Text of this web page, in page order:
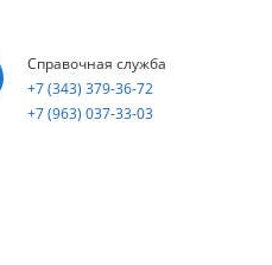
Справочная служба
+7 (343) 379-36-72
+7 (963) 037-33-03